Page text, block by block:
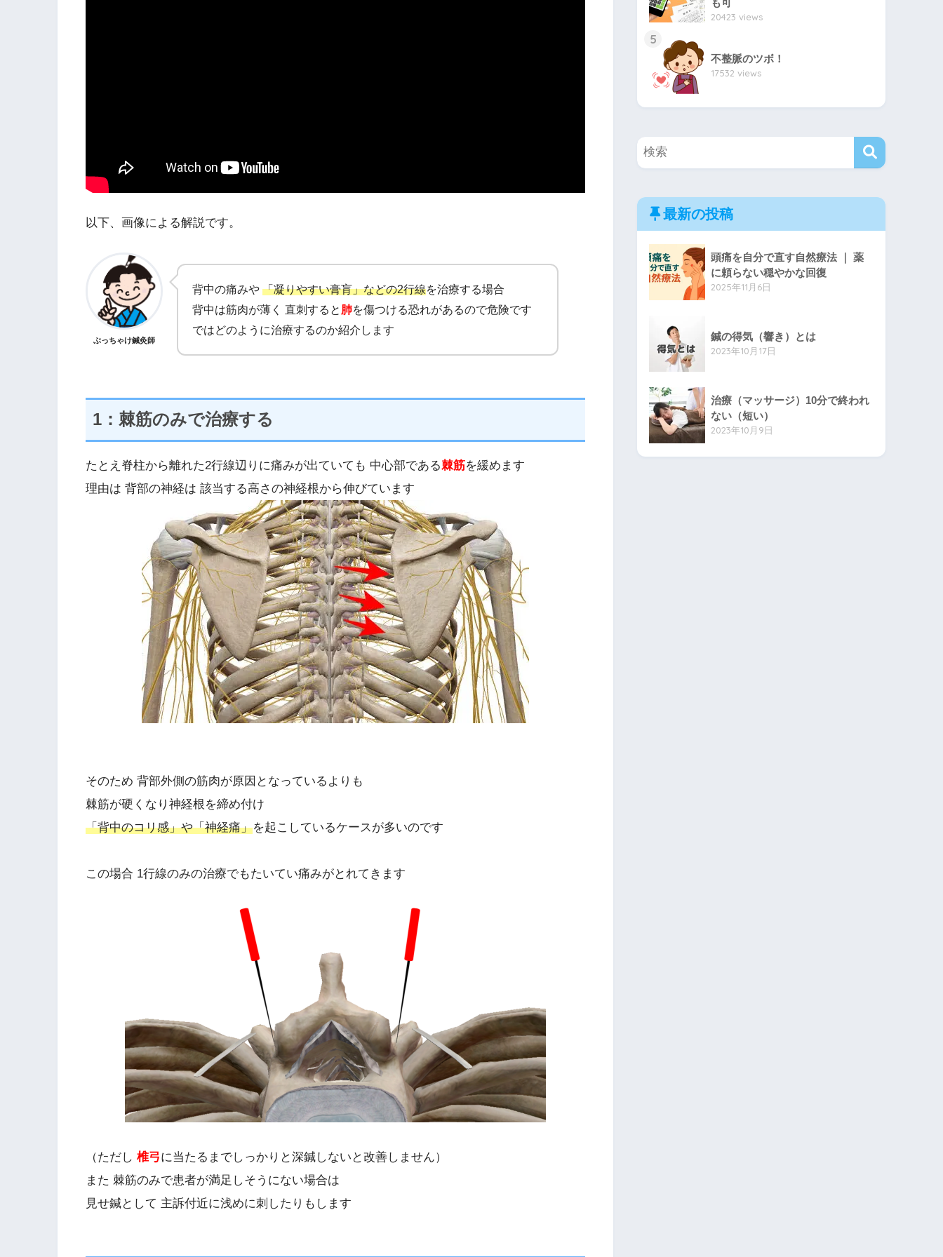
以下、画像による解説です。
ぶっちゃけ鍼灸師
背中の痛みや 「凝りやすい膏肓」などの2行線を治療する場合
背中は筋肉が薄く 直刺すると 肺を傷つける恐れがあるので危険です
ではどのように治療するのか紹介します
1：棘筋のみで治療する
たとえ脊柱から離れた2行線辺りに痛みが出ていても 中心部である棘筋を緩めます
理由は 背部の神経は 該当する高さの神経根から伸びています
そのため 背部外側の筋肉が原因となっているよりも
棘筋が硬くなり神経根を締め付け
「背中のコリ感」や「神経痛」を起こしているケースが多いのです
この場合 1行線のみの治療でもたいてい痛みがとれてきます
（ただし 椎弓に当たるまでしっかりと深鍼しないと改善しません）
また 棘筋のみで患者が満足しそうにない場合は
見せ鍼として 主訴付近に浅めに刺したりもします
20423 views
5
不整脈のツボ！
17532 views
最新の投稿
頭痛を自分で直す自然療法 ｜ 薬
に頼らない穏やかな回復
2025年11月6日
鍼の得気（響き）とは
2023年10月17日
治療（マッサージ）10分で終われ
ない（短い）
2023年10月9日